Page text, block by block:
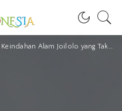
Keindahan Alam Joilolo yang Tak Banyak Diketahui di Timur Indonesia